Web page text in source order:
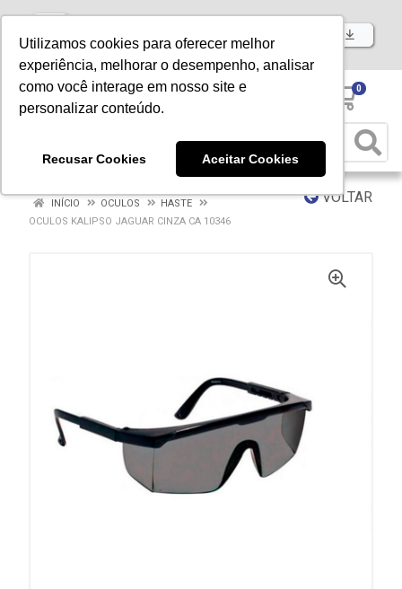
Utilizamos cookies para oferecer melhor
experiência, melhorar o desempenho, analisar
como você interage em nosso site e
personalizar conteúdo.
Recusar Cookies Aceitar Cookies
Baixe já nosso APP
0
VOLTAR
INÍCIO OCULOS
HASTE
OCULOS KALIPSO JAGUAR CINZA CA 10346